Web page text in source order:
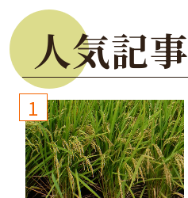
人気記事
1